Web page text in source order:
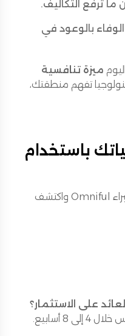
ما ترفع التكاليف.
بالوعود في
ميزة تنافسية
تفهم منطقتك،
باستخدام
مع خبراء Omniful واكتشف
على الاستثمار؟
أسابيع.